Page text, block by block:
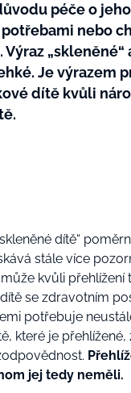
péče o
nebo
„skleněné“
Je výrazem
dítě kvůli
dítě“
stále více
kvůli přehlížení
se zdravotním
potřebuje
které je přehlížené,
jej tedy neměli.